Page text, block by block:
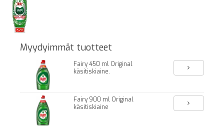
Myydyimmät tuotteet
Fairy 450 ml Original
käsitiskiaine.
Fairy 900 ml Original
käsitiskiaine